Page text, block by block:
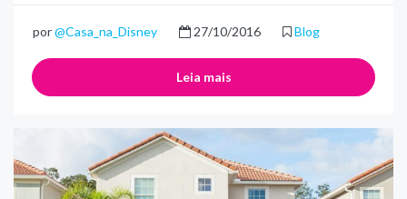
por@Casa_na_Disney 27/10/2016 Blog
Leia mais